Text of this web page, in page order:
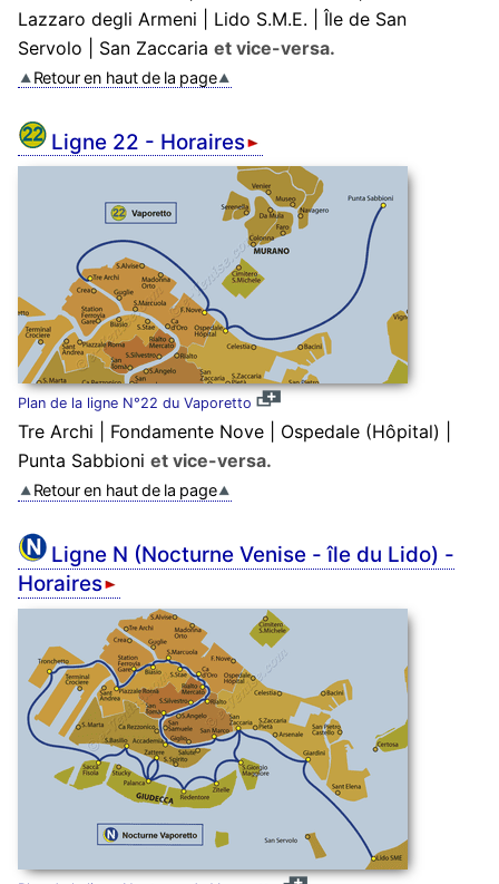
Lazzaro degli Armeni | Lido S.M.E. | Île de San
Servolo | San Zaccaria et vice-versa.
Retour en haut de la page
Ligne 22 - Horaires
Plan de la ligne N°22 du Vaporetto
Tre Archi | Fondamente Nove | Ospedale (Hôpital) |
Punta Sabbioni et vice-versa.
Retour en haut de la page
Ligne N (Nocturne Venise - île du Lido) -
Horaires